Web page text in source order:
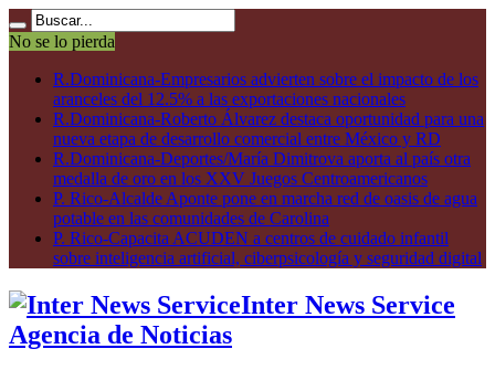
No se lo pierda
R.Dominicana-Empresarios advierten sobre el impacto de los
aranceles del 12.5% a las exportaciones nacionales
R.Dominicana-Roberto Álvarez destaca oportunidad para una
nueva etapa de desarrollo comercial entre México y RD
R.Dominicana-Deportes/María Dimitrova aporta al país otra
medalla de oro en los XXV Juegos Centroamericanos
P. Rico-Alcalde Aponte pone en marcha red de oasis de agua
potable en las comunidades de Carolina
P. Rico-Capacita ACUDEN a centros de cuidado infantil
sobre inteligencia artificial, ciberpsicología y seguridad digital
Inter News Service
Agencia de Noticias